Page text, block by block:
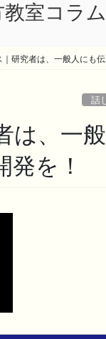
教室コラ
研究者は、一般人にも
話
は、一
を！